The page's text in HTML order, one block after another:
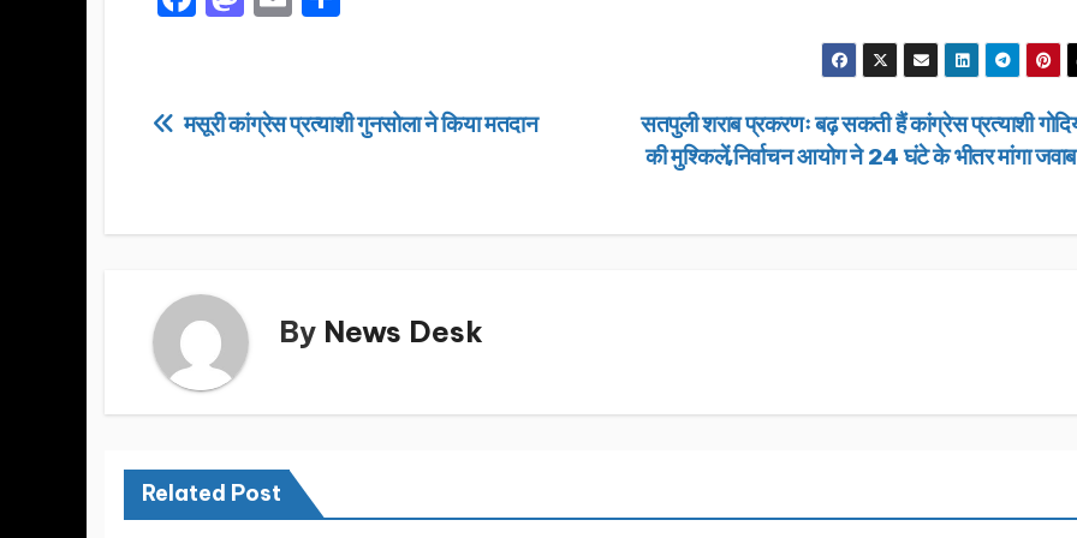
e
b
o
o
d
n
e
Post
सतपुली शराब प्रकरणः बढ़ सकती हैं कांग्रेस प्रत्याशी
की मुश्किलें,निर्वाचन आयोग ने 24 घंटे के भीतर मांगा जवाब
मसूरी कांग्रेस प्रत्याशी गुनसोला ने किया मतदान
By News Desk
Related Post
मामलों के
JANUARY